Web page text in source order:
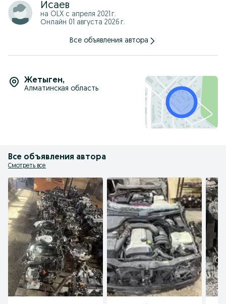
Исаев
на OLX с апреля 2021 г.
Онлайн 01 августа 2026 г.
Все объявления автора
Жетыген,
Алматинская область
Все объявления автора
Смотреть все